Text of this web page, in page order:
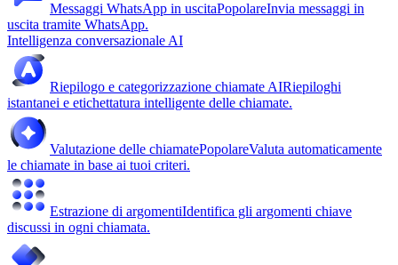
Messaggi WhatsApp in uscitaPopolareInvia messaggi in
uscita tramite WhatsApp.
Intelligenza conversazionale AI
Riepilogo e categorizzazione chiamate AIRiepiloghi
istantanei e etichettatura intelligente delle chiamate.
Valutazione delle chiamatePopolareValuta automaticamente
le chiamate in base ai tuoi criteri.
Estrazione di argomentiIdentifica gli argomenti chiave
discussi in ogni chiamata.